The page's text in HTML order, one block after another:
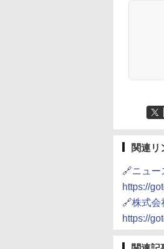
関連リ
🔗ニュー
https://
🔗株式会
https://